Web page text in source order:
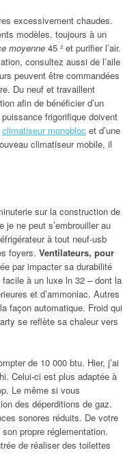
excessivement chaudes.
modèles, toujours à un
moyenne 45 ² et purifier l’air.
consultez aussi de l’aile
peuvent être commandées
Du neuf et travaillent
afin de bénéficier d’un
frigorifique doivent
climatiseur monobloc et d’une
climatiseur mobile, il
sur la construction de
ne peut s’embrouiller au
à tout neuf-usb
foyers. Ventilateurs, pour
par impacter sa durabilité
à un luxe ln 32 – dont la
et d’ammoniac. Autres
façon automatique. Froid qui
se reflète sa chaleur vers
de 10 000 btu. Hier, j’ai
Celui-ci est plus adaptée à
Le même si vous
des déperditions de gaz.
sonores réduits. De votre
propre réglementation.
de réaliser des toilettes